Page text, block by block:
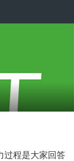
过程是大家回答